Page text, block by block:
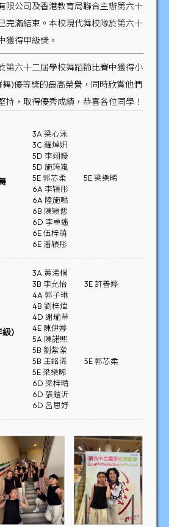
限公司及香港教育局聯合主辦第六十
完滿結束。本校現代舞校隊於第六十
獲得甲級獎。
第六十二屆學校舞蹈節比賽中獲得小
)優等獎的最高榮譽，同時欣賞他們
持，取得優秀成績，恭喜各位同學！
3A 梁心泳
3C 羅焯姸
5D 李翊嫚
5D 施筠嵐
5E 郭芯柔
5E 梁樂晞
6A 李潁彤
6A 陸施鳴
6B 陳穎偲
6D 李卓遙
6E 伍梓萌
6E 潘穎彤
級)
3A 黃浠桐
3B 李允怡
3E 許善婷
4A 郭子琳
4B 劉梓煒
4D 謝瑜𦭵
4E 陳伊婷
5A 陳諾熙
5B 劉紫瀠
5B 王銘浠
5E 郭芯柔
5E 梁樂晞
6D 梁梓晴
6D 張鎧沂
6D 呂思妤